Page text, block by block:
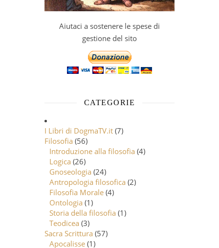
Aiutaci a sostenere le spese di
gestione del sito
CATEGORIE
I Libri di DogmaTV.it (7)
Filosofia (56)
Introduzione alla filosofia (4)
Logica (26)
Gnoseologia (24)
Antropologia filosofica (2)
Filosofia Morale (4)
Ontologia (1)
Storia della filosofia (1)
Teodicea (3)
Sacra Scrittura (57)
Apocalisse (1)